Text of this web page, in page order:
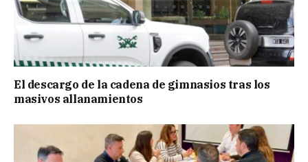
El descargo de la cadena de gimnasios tras los
masivos allanamientos